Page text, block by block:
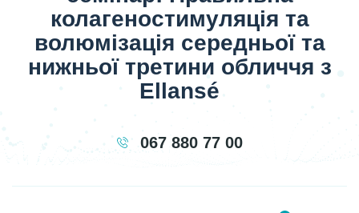
колагеностимуляція та
волюмізація середньої та
нижньої третини обличчя з
Ellansé
067 880 77 00